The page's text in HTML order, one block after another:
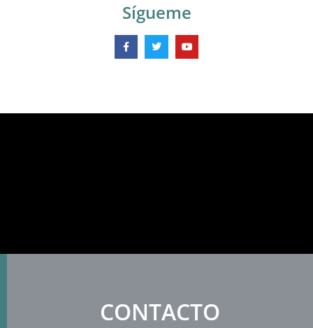
Sígueme
CONTACTO